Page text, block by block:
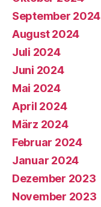
September 2024
August 2024
Juli 2024
Juni 2024
Mai 2024
April 2024
März 2024
Februar 2024
Januar 2024
Dezember 2023
November 2023